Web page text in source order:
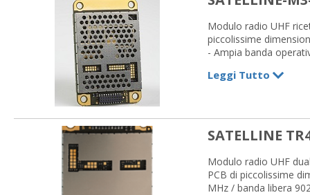
Modulo radio UHF
piccolissime
- Ampia banda
- Velocità dati max in
- Compatibile con
- Interfaccia seriale:
- Potenza max: 1 W
- Alimentazione: +4
Leggi Tutto
SATELLINE
Modulo radio UHF
PCB di piccolissime
MHz / banda libera